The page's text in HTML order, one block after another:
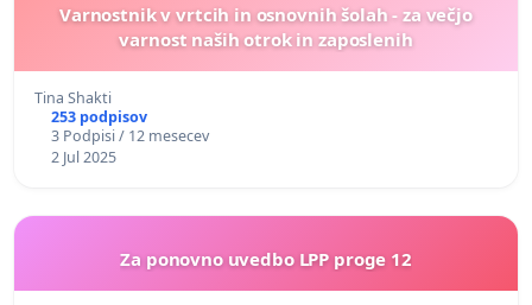
Varnostnik v vrtcih in osnovnih šolah - za večjo
varnost naših otrok in zaposlenih
Tina Shakti
253 podpisov
3 Podpisi / 12 mesecev
2 Jul 2025
Za ponovno uvedbo LPP proge 12